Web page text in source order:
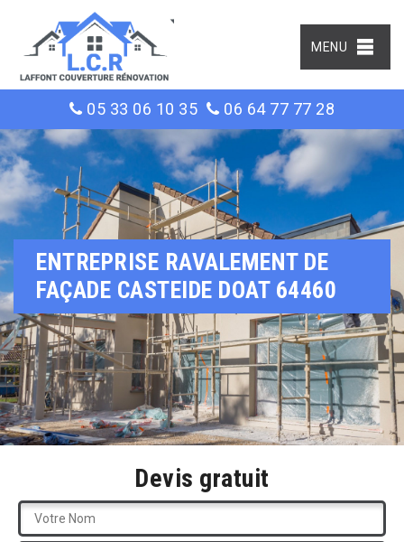
MENU
05 33 06 10 35 06 64 77 77 28
ENTREPRISE RAVALEMENT DE
FAÇADE CASTEIDE DOAT 64460
Devis gratuit